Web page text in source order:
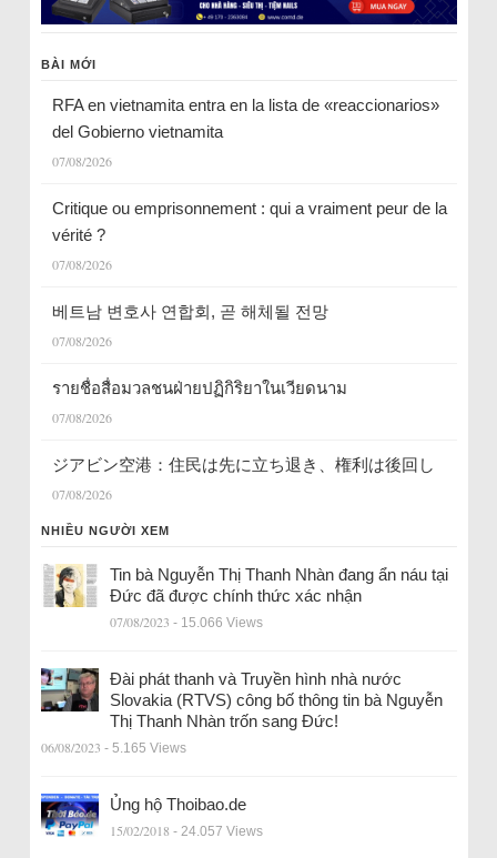
BÀI MỚI
RFA en vietnamita entra en la lista de «reaccionarios»
del Gobierno vietnamita
07/08/2026
Critique ou emprisonnement : qui a vraiment peur de la
vérité ?
07/08/2026
베트남 변호사 연합회, 곧 해체될 전망
07/08/2026
รายชื่อสื่อมวลชนฝ่ายปฏิกิริยาในเวียดนาม
07/08/2026
ジアビン空港：住民は先に立ち退き、権利は後回し
07/08/2026
NHIỀU NGƯỜI XEM
Tin bà Nguyễn Thị Thanh Nhàn đang ẩn náu tại
Đức đã được chính thức xác nhận
07/08/2023 - 15.066 Views
Đài phát thanh và Truyền hình nhà nước
Slovakia (RTVS) công bố thông tin bà Nguyễn
Thị Thanh Nhàn trốn sang Đức!
06/08/2023 - 5.165 Views
Ủng hộ Thoibao.de
15/02/2018 - 24.057 Views